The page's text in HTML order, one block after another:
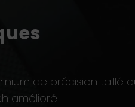
de précision taillé
amélioré